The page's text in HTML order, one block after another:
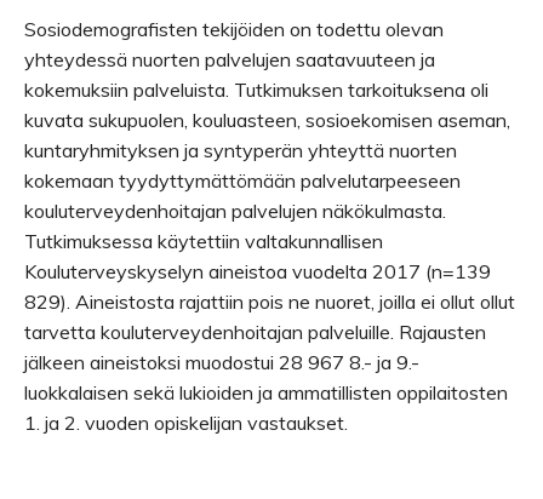
Sosiodemografisten tekijöiden on todettu olevan
yhteydessä nuorten palvelujen saatavuuteen ja
kokemuksiin palveluista. Tutkimuksen tarkoituksena oli
kuvata sukupuolen, kouluasteen, sosioekomisen aseman,
kuntaryhmityksen ja syntyperän yhteyttä nuorten
kokemaan tyydyttymättömään palvelutarpeeseen
kouluterveydenhoitajan palvelujen näkökulmasta.
Tutkimuksessa käytettiin valtakunnallisen
Kouluterveyskyselyn aineistoa vuodelta 2017 (n=139
829). Aineistosta rajattiin pois ne nuoret, joilla ei ollut ollut
tarvetta kouluterveydenhoitajan palveluille. Rajausten
jälkeen aineistoksi muodostui 28 967 8.- ja 9.-
luokkalaisen sekä lukioiden ja ammatillisten oppilaitosten
1. ja 2. vuoden opiskelijan vastaukset.